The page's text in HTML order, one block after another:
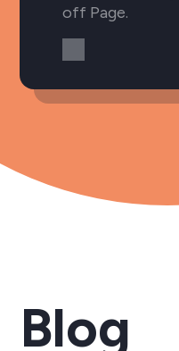
off Page.
Blog